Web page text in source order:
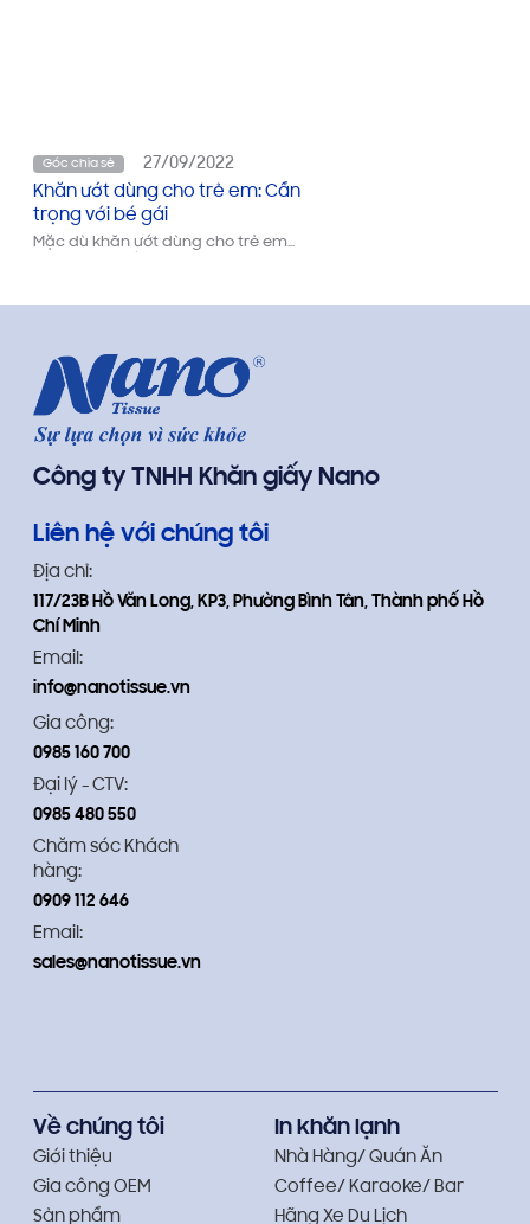
Góc chia sẻ
27/09/2022
Khăn ướt dùng cho trẻ em: Cẩn
trọng với bé gái
Mặc dù khăn ướt dùng cho trẻ em
khuyến cáo nên hạn chế sử dụng loại
khăn này với trẻ sơ sinh, đặc biệt là với
bé gái.
Công ty TNHH Khăn giấy Nano
Liên hệ với chúng tôi
Địa chỉ:
117/23B Hồ Văn Long, KP3, Phường Bình Tân, Thành phố Hồ
Chí Minh
Email:
info@nanotissue.vn
Gia công:
0985 160 700
Đại lý - CTV:
0985 480 550
Chăm sóc Khách
hàng:
0909 112 646
Email:
sales@nanotissue.vn
Về chúng tôi
Giới thiệu
Gia công OEM
Sản phẩm
In khăn lạnh
Nhà Hàng/ Quán Ăn
Coffee/ Karaoke/ Bar
Hãng Xe Du Lịch